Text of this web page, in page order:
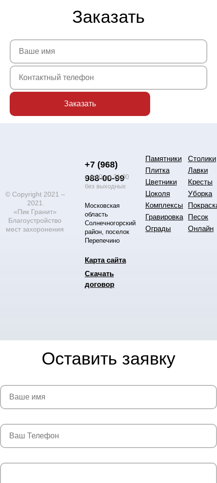
Заказать
© Copyright 2021 –
2021.
«Пик Гранит»
Благоустройство
мест захоронения
+7 (968)
988-00-99
с 9:00 до 21:00
без выходных
Московская
область
Солнечногорский
район, поселок
Перепечино
Карта сайта
Скачать
договор
Памятники
Плитка
Цветники
Цоколя
Комплексы
Гравировка
Ограды
Столики
Лавки
Кресты
Уборка
Песок
Онлайн
Оставить заявку